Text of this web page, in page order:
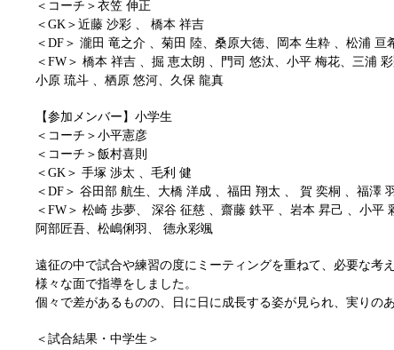
＜コーチ＞衣笠 伸正
＜GK＞近藤 沙彩 、 橋本 祥吉
＜DF＞ 瀧田 竜之介 、菊田 陸、桑原大徳、岡本 生粋 、松浦 亘
＜FW＞ 橋本 祥吉 、掘 恵太朗 、門司 悠汰、小平 梅花、三浦
小原 琉斗 、栖原 悠河、久保 龍真
【参加メンバー】小学生
＜コーチ＞小平憲彦
＜コーチ＞飯村喜則
＜GK＞ 手塚 渉太 、毛利 健
＜DF＞ 谷田部 航生、大橋 洋成 、福田 翔太 、 賀 奕桐 、福澤
＜FW＞ 松崎 歩夢、 深谷 征慈 、齋藤 鉄平 、岩本 昇己 、小平
阿部匠吾、松嶋俐羽、 德永彩颯
遠征の中で試合や練習の度にミーティングを重ねて、必要な考
様々な面で指導をしました。
個々で差があるものの、日に日に成長する姿が見られ、実りの
＜試合結果・中学生＞